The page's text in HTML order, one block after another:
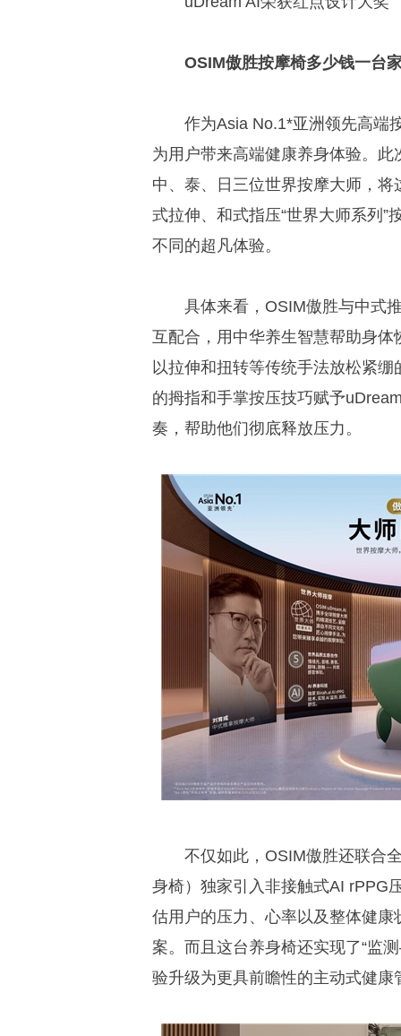
OSIM傲胜按摩椅多少钱一台
作为Asia No.1*亚洲领先高端
为用户带来高端健康养身体验。
中、泰、日三位世界按摩大师，
式拉伸、和式指压“世界大师系列
不同的超凡体验。
具体来看，OSIM傲胜与中式
互配合，用中华养生智慧帮助身
以拉伸和扭转等传统手法放松紧
的拇指和手掌按压技巧赋予
奏，帮助他们彻底释放压力。
不仅如此，OSIM傲胜还联合
身椅）独家引入非接触式AI rPPG
估用户的压力、心率以及整体健
案。而且这台养身椅还实现了“监
验升级为更具前瞻性的主动式健